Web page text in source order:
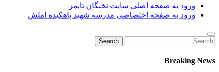
پشت + بانک کشاورزی + شماره + تلفن + آدرس + لوکیشن + +
دریافت + کارنامه + کد ملی + پایه + مقطع + دولتی + گیلان +
مدارس + دانش آموزان + لیست + سایت + نخبگان + تایمز +
madrese-shahid-pahkideh-amlash
ورود به صفحه اصلی سایت نخبگان تایمز
ورود به صفحه اختصاصی مدرسه شهید پاهکیده املش
Search
for:
Search
Breaking News